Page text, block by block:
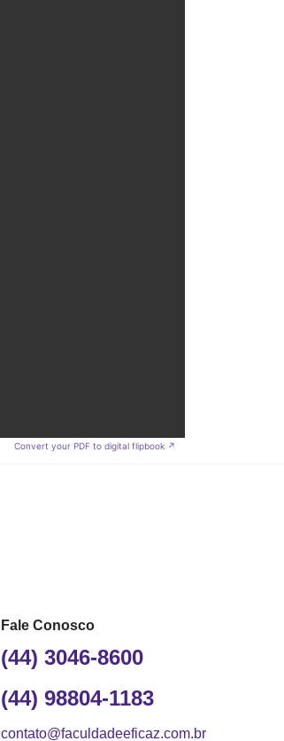
Convert your PDF to digital flipbook ↗
Fale Conosco
(44) 3046-8600
(44) 98804-1183
contato@faculdadeeficaz.com.br